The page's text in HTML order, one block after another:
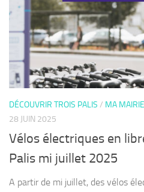
DÉCOUVRIR TROIS PALIS / MA MAIRIE
28 JUIN 2025
Vélos électriques en
Palis mi juillet 2025
A partir de mi juillet, des vélos